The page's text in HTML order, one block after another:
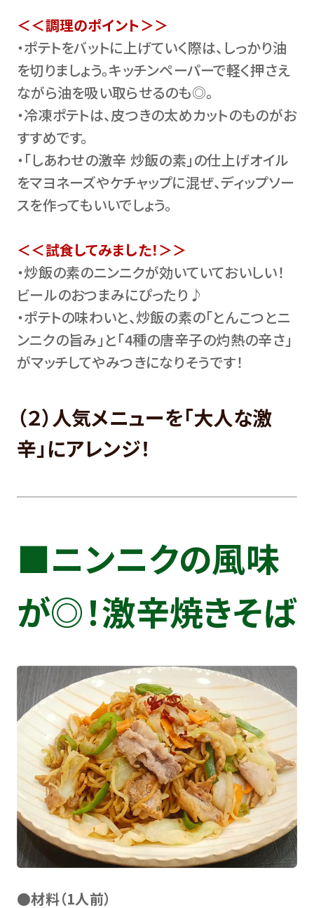
＜＜調理のポイント＞＞
・ポテトをバットに上げていく際は、しっかり油
を切りましょう。キッチンペーパーで軽く押さえ
ながら油を吸い取らせるのも◎。
・冷凍ポテトは、皮つきの太めカットのものがお
すすめです。
・「しあわせの激辛 炒飯の素」の仕上げオイル
をマヨネーズやケチャップに混ぜ、ディップソー
スを作ってもいいでしょう。
＜＜試食してみました！＞＞
・炒飯の素のニンニクが効いていておいしい！
ビールのおつまみにぴったり♪
・ポテトの味わいと、炒飯の素の「とんこつとニ
ンニクの旨み」と「4種の唐辛子の灼熱の辛さ」
がマッチしてやみつきになりそうです！
（２）人気メニューを「大人な激
辛」にアレンジ！
■ニンニクの風味
が◎！激辛焼きそば
●材料（1人前）